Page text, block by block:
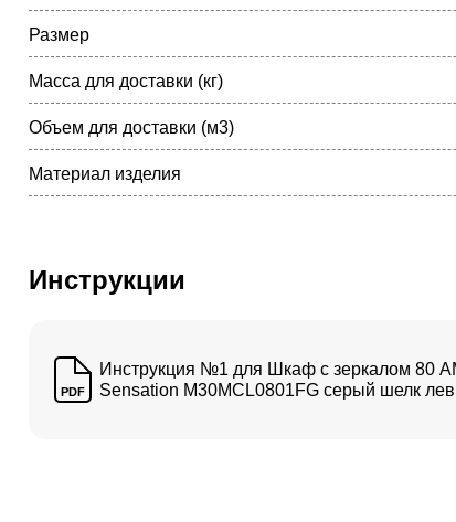
Размер
Масса для доставки (кг)
Объем для доставки (м3)
Материал изделия
Инструкции
PDF
Инструкция №1 для Шкаф с зеркалом 80
Sensation M30MCL0801FG серый шелк